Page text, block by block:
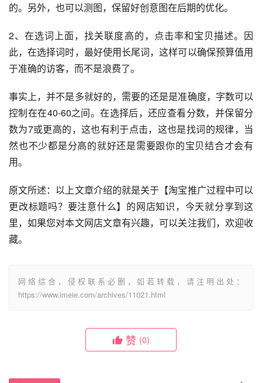
的。另外，也可以测图，保留好创意图在后期的优化。
2、在选词上面，找关联度高的，点击率和宝贝描述。因
此，在选择词时，最好使用长尾词，这样可以确保预算值用
于准确的访客，而不是浪费了。
事实上，并不是多就好的，需要的还是是准确度，字数可以
控制在在40-60之间。在选择后，还应查看分数，并保留分
数为7或更高的，这也有利于点击，这也是找词的规律，当
然也不少都是分高的就好还是需要跟你的宝贝结合才会有
用。
原文所述：以上文章介绍的就是关于【淘宝推广过程中可以
更改标题吗？要注意什么】的网店知识，今天就分享到这
里，如果您对本文网店文章有兴趣，可以关注我们，欢迎收
藏。
网络综合，侵权联系必删，如若转载，请注明出处：
https://www.imeie.com/archives/11021.html
赞 (0)